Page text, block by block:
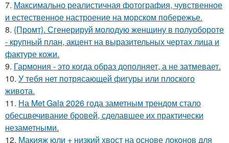
7. Максимально реалистичная фотография, чувственное
и естественное настроение на морском побережье.
8. {Промт}. Сгенерируй молодую женщину в полуобороте
- крупный план, акцент на выразительных чертах лица и
фактуре кожи.
9. Гармония - это когда образ дополняет, а не затмевает.
10. У тебя нет потрясающей фигуры или плоского
живота.
11. На Met Gala 2026 года заметным трендом стало
обесцвечивание бровей, сделавшее их практически
незаметными.
12. Макияж юли + низкий хвост на основе локонов для